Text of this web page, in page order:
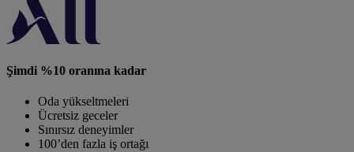
Şimdi %10 oranına kadar
Oda yükseltmeleri
Ücretsiz geceler
Sınırsız deneyimler
100’den fazla iş ortağı